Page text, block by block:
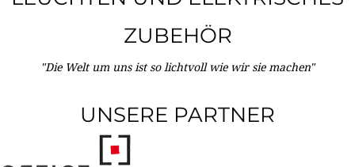
ZUBEHÖR
"Die Welt um uns ist so lichtvoll wie wir sie machen"
UNSERE PARTNER